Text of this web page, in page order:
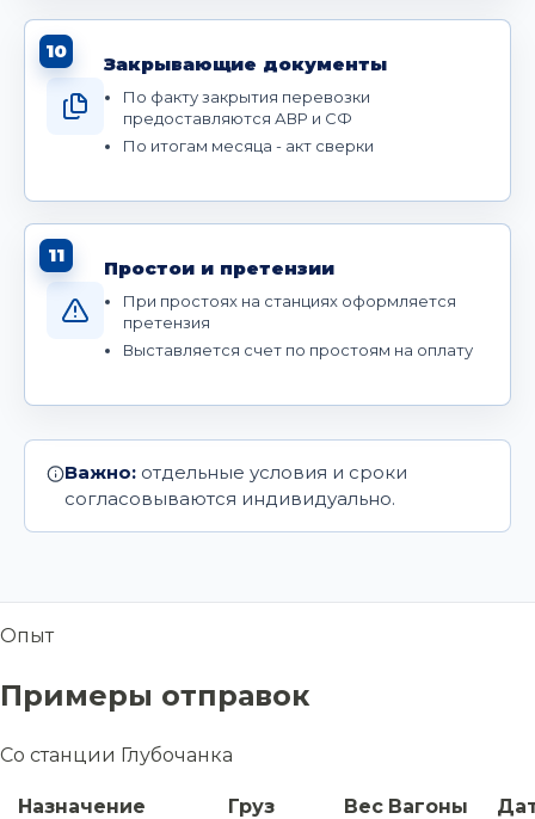
10
Закрывающие документы
По факту закрытия перевозки
предоставляются АВР и СФ
По итогам месяца - акт сверки
11
Простои и претензии
При простоях на станциях оформляется
претензия
Выставляется счет по простоям на оплату
Важно: отдельные условия и сроки
согласовываются индивидуально.
Опыт
Примеры отправок
Со станции Глубочанка
Назначение Груз Вес Вагоны